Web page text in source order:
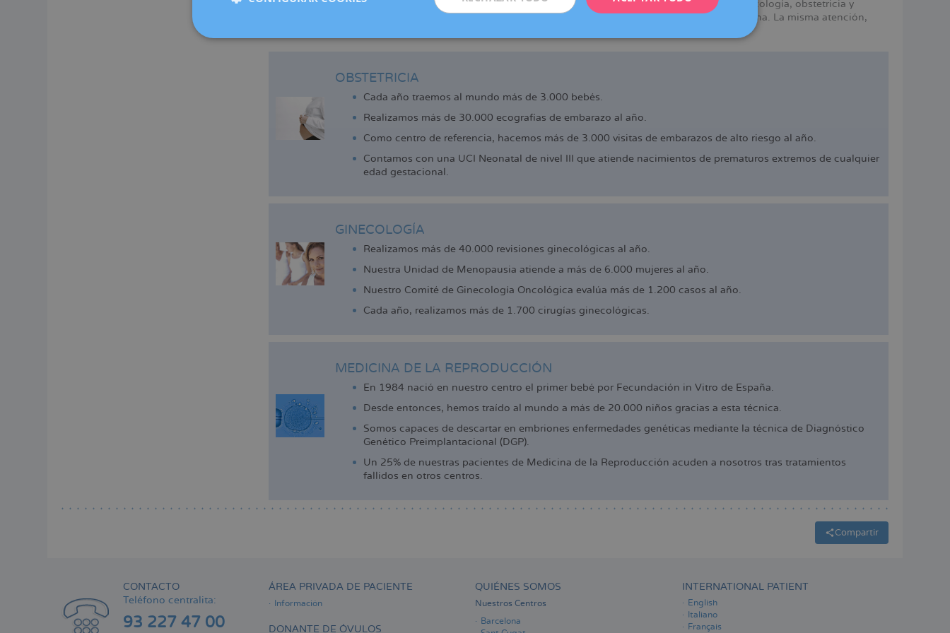
Cugat, Sabadell, Manresa, Reus y Vic (centro colaborador), que ofrecen los mismos servicios en ginecología, obstetricia y
medicina de la reproducción que actualmente ya disfrutan las pacientes de Dexeus Mujer en Barcelona. La misma atención,
OBSTETRICIA
Cada año traemos al mundo más de 3.000 bebés.
Realizamos más de 30.000 ecografías de embarazo al año.
Como centro de referencia, hacemos más de 3.000 visitas de embarazos de alto riesgo al año.
Contamos con una UCI Neonatal de nivel III que atiende nacimientos de prematuros extremos de cualquier
edad gestacional.
GINECOLOGÍA
Realizamos más de 40.000 revisiones ginecológicas al año.
Nuestra Unidad de Menopausia atiende a más de 6.000 mujeres al año.
Nuestro Comité de Ginecología Oncológica evalúa más de 1.200 casos al año.
Cada año, realizamos más de 1.700 cirugías ginecológicas.
MEDICINA DE LA REPRODUCCIÓN
En 1984 nació en nuestro centro el primer bebé por Fecundación in Vitro de España.
Desde entonces, hemos traído al mundo a más de 20.000 niños gracias a esta técnica.
Somos capaces de descartar en embriones enfermedades genéticas mediante la técnica de Diagnóstico
Genético Preimplantacional (DGP).
Un 25% de nuestras pacientes de Medicina de la Reproducción acuden a nosotros tras tratamientos
fallidos en otros centros.
Compartir
CONTACTO
Teléfono centralita:
93 227 47 00
ÁREA PRIVADA DE PACIENTE
Información
DONANTE DE ÓVULOS
QUIÉNES SOMOS
Nuestros Centros
Barcelona
INTERNATIONAL PATIENT
English
Italiano
Français